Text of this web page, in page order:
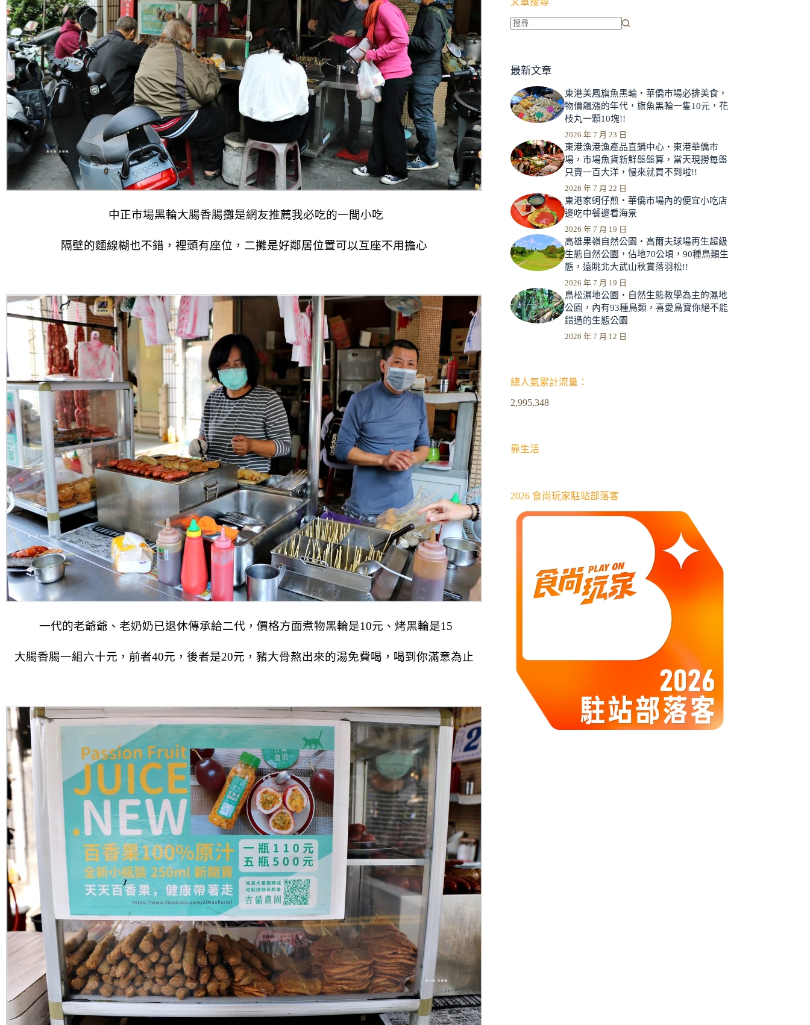
中正市場黑輪大腸香腸攤是網友推薦我必吃的一間小吃
隔壁的麵線糊也不錯，裡頭有座位，二攤是好鄰居位置可以互座不用擔心
一代的老爺爺、老奶奶已退休傳承給二代，價格方面煮物黑輪是10元、烤黑輪是15
大腸香腸一組六十元，前者40元，後者是20元，豬大骨熬出來的湯免費喝，喝到你滿意為止
到
合
條
結
果
最新文章
東港美鳳旗魚黑輪‧華僑市場必排美食，
物價飆漲的年代，旗魚黑輪一隻10元，花
枝丸一顆10塊!!
2026 年 7 月 23 日
東港漁港漁產品直銷中心‧東港華僑市
場，市場魚貨新鮮盤盤算，當天現撈每盤
只賣一百大洋，慢來就買不到啦!!
2026 年 7 月 22 日
東港家蚵仔煎‧華僑市場內的便宜小吃店
邊吃中餐邊看海景
2026 年 7 月 19 日
高雄果嶺自然公園‧高爾夫球場再生超級
生態自然公園，佔地70公頃，90種鳥類生
態，遠眺北大武山秋賞落羽松!!
2026 年 7 月 19 日
鳥松濕地公園‧自然生態教學為主的濕地
公園，內有93種鳥類，喜愛鳥寶你絕不能
錯過的生態公園
2026 年 7 月 12 日
總人氣累計流量：
2,995,348
靠生活
2026 食尚玩家駐站部落客